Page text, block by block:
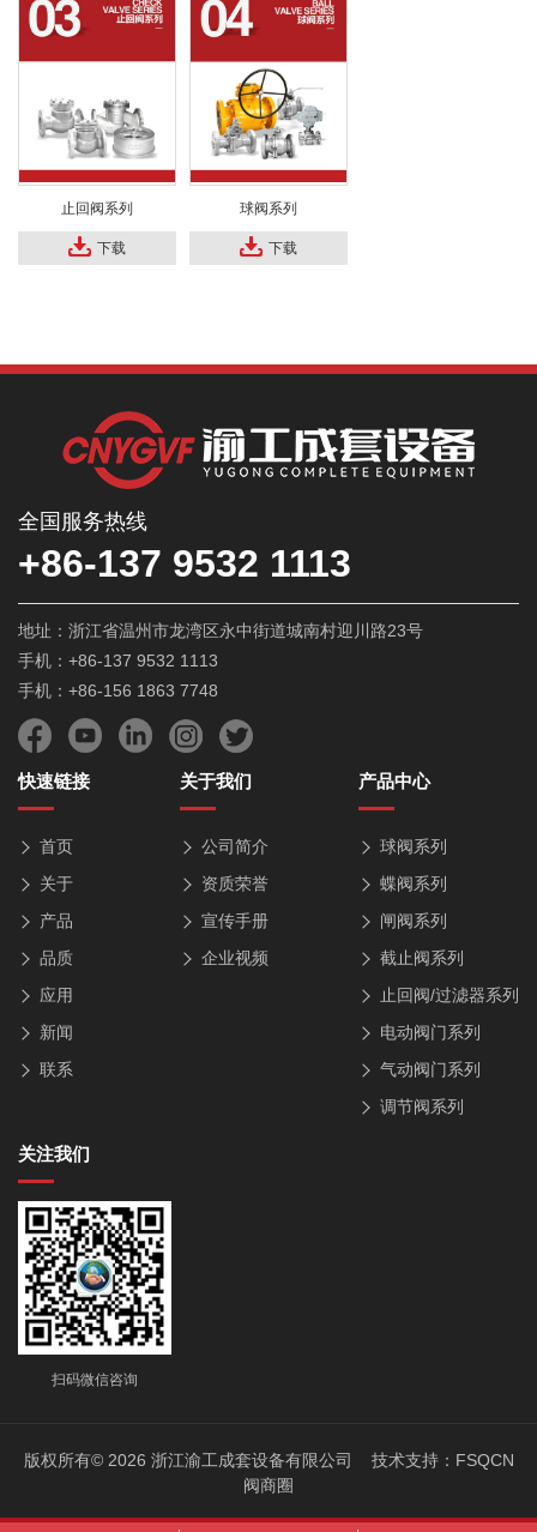
止回阀系列
下载
球阀系列
下载
全国服务热线
+86-137 9532 1113
地址：浙江省温州市龙湾区永中街道城南村迎川路23号
手机：+86-137 9532 1113
手机：+86-156 1863 7748
快速链接
首页
关于
产品
品质
应用
新闻
联系
关于我们
公司简介
资质荣誉
宣传手册
企业视频
产品中心
球阀系列
蝶阀系列
闸阀系列
截止阀系列
止回阀/过滤器系列
电动阀门系列
气动阀门系列
调节阀系列
关注我们
扫码微信咨询
版权所有© 2026 浙江渝工成套设备有限公司 技术支持： FSQCN
阀商圈